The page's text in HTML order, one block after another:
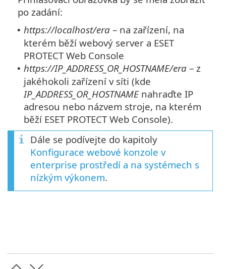
po zadání:
• https://localhost/era – na zařízení, na
kterém běží webový server a ESET
PROTECT Web Console
• https://IP_ADDRESS_OR_HOSTNAME/era – z
jakéhokoli zařízení v síti (kde
IP_ADDRESS_OR_HOSTNAMEnahraďte IP
adresou nebo názvem stroje, na kterém
běží ESET PROTECT Web Console).
Dále se podívejte do kapitoly
Konfigurace webové konzole v
enterprise prostředí a na systémech s
nízkým výkonem.